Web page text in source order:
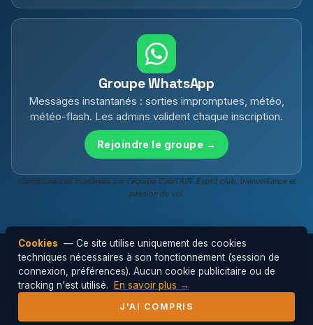
Groupe WhatsApp
Messages instantanés : sorties impromptues, météo,
météo-flash. Les admins valident chaque inscription.
Rejoindre le groupe →
Communautés modérées par l'équipe Cabri'AIR. Esprit club, bienveillance et
passion du vol.
© 2026 Cabri'AIR — Club de parapente de
l'Hérault ·Mentions légales
Cookies — Ce site utilise uniquement des cookies
techniques nécessaires à son fonctionnement (session de
connexion, préférences). Aucun cookie publicitaire ou de
tracking n'est utilisé.
En savoir plus →
J'AI COMPRIS